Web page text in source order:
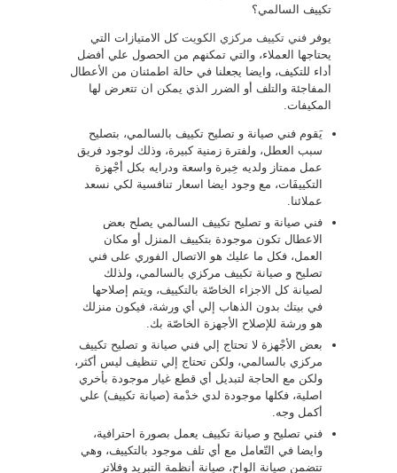
تكييف السالمي؟
يوفر فني تكييف مركزي الكويت كل الامتيازات التي
يحتاجها العملاء، والتي تمكنهم من الحصول علي أفضل
أداء للتكيف، وايضا يجعلنا في حالة اطمئنان من الأعطال
المفاجئة والتلف أو الضرر الذي يمكن ان تتعرض لها
المكيفات.
يَقوم فني صيانة و تصليح تكييف بالسالمي، بتصليح
سبب العطل، ولفترة زمنية كبيرة، وذلك لوجود فريق
عمل ممتاز ولديه خِبرة واسعة ودرايه بكل أجْهزة
التكييفَات، مع وجود ايضا اسعار تنافسية لكي نسعد
عملائنا.
فني صيانة و تصليح تكييف السالمي يصلح بعض
الاعطال تكون موجودة بتكييف المنزل أو مكان
العمل، فكل ما عليك هو الاتصال الفوري على فني
تصليح و صيانة تكييف مركزي بالسالمي، ولذلك
لصيانة كل الاجزاء الخاصّة بالتكييف، ويتم إصلاحها
في بيتك بدون الذهاب إلي أي ورشة، فيكون منزلك
هو ورشة للإصلاح الأجهزة الخاصّة بك.
بعض الأجْهزة لا تحتاج إلي فني صيانة و تصليح تكييف
مركزي بالسالمي، ولكن تحتاج إلي تنظيف ليس أكثر،
ولكن مع الحاجة لتبديل أي قطع غيار موجودة بأخري
اصلية، فكلها موجودة لدي خدْمة (صيانة تكييف) علي
أكمل وجه.
فني تصليح و صيانة تكييف يعمل بصورة احترافية،
وايضا في التّعامل مع أي تلف موجود بالتكييف، وهي
تتضمن صيانة الواح، صيانة أنظمة التبريد وفلاتر